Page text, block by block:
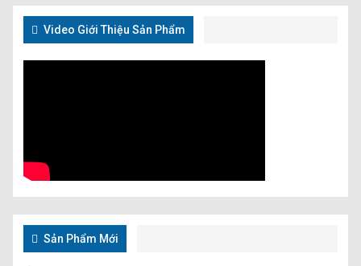
Video Giới Thiệu Sản Phẩm
Sản Phẩm Mới